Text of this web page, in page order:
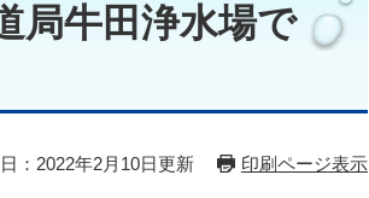
局牛田浄水場で
：2022年2月10日更新 印刷ページ表示